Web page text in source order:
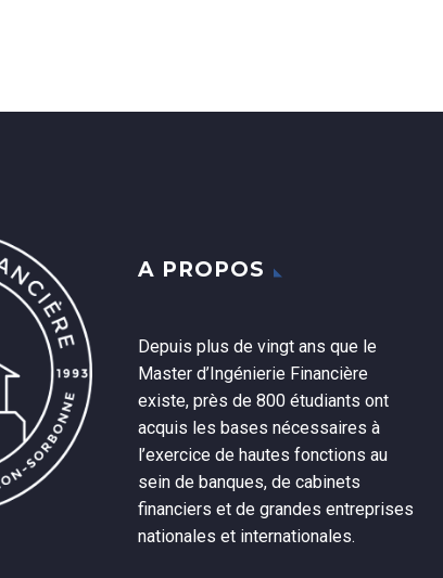
A PROPOS
Depuis plus de vingt ans que le
Master d’Ingénierie Financière
existe, près de 800 étudiants ont
acquis les bases nécessaires à
l’exercice de hautes fonctions au
sein de banques, de cabinets
financiers et de grandes entreprises
nationales et internationales.